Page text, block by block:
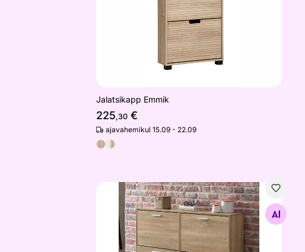
Jalatsikapp Emmik
225,30 €
ajavahemikul 15.09 - 22.09
Jalanõudekapp Regal, sonoma tamm
Otsi sarnaseid